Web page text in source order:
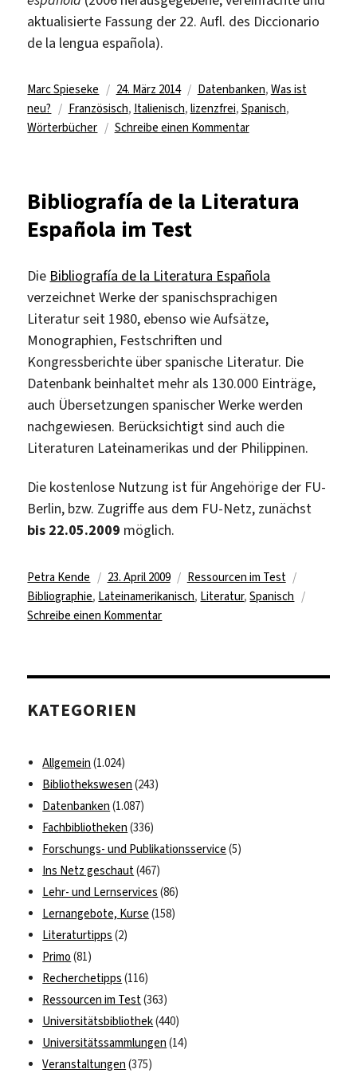
aktualisierte Fassung der 22. Aufl. des Diccionario
de la lengua española).
Autor
Marc Spieseke
Veröffentlicht
am
24. März 2014 Kategorien
Datenbanken, Was ist
neu?
Schlagwörter
Französisch, Italienisch, lizenzfrei, Spanisch,
Wörterbücher
Schreibe einen Kommentarzu
Wörterbücher
Bibliografía de la Literatura
Española im Test
Die Bibliografía de la Literatura Española
verzeichnet Werke der spanischsprachigen
Literatur seit 1980, ebenso wie Aufsätze,
Monographien, Festschriften und
Kongressberichte über spanische Literatur. Die
Datenbank beinhaltet mehr als 130.000 Einträge,
auch Übersetzungen spanischer Werke werden
nachgewiesen. Berücksichtigt sind auch die
Literaturen Lateinamerikas und der Philippinen.
Die kostenlose Nutzung ist für Angehörige der FU-
Berlin, bzw. Zugriffe aus dem FU-Netz, zunächst
bis 22.05.2009 möglich.
Autor
Petra Kende
Veröffentlicht
am
23. April 2009 Kategorien
Ressourcen im Test
Bibliographie, Lateinamerikanisch, Literatur,Spanisch
Schreibe einen Kommentarzu
la
KATEGORIEN
Allgemein (1.024)
Bibliothekswesen (243)
Datenbanken (1.087)
Fachbibliotheken (336)
Forschungs- und Publikationsservice (5)
Ins Netz geschaut(467)
Lehr- und Lernservices (86)
Lernangebote, Kurse (158)
Literaturtipps (2)
Primo (81)
Recherchetipps (116)
Ressourcen im Test(363)
Universitätsbibliothek(440)
Universitätssammlungen (14)
Veranstaltungen (375)